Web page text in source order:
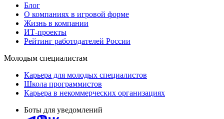
Блог
О компаниях в игровой форме
Жизнь в компании
ИТ-проекты
Рейтинг работодателей России
Молодым специалистам
Карьера для молодых специалистов
Школа программистов
Карьера в некоммерческих организациях
Боты для уведомлений